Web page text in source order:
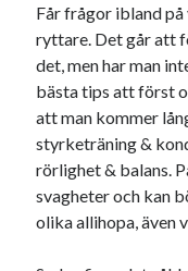
oktober 2023
september 2023
augusti 2023
juli 2023
juni 2023
maj 2023
april 2023
mars 2023
februari 2023
Får frågor ibland
ryttare. Det går att
det, men har man
bästa tips att först
att man kommer
styrketräning &
rörlighet & balans.
svagheter och kan
olika allihopa, även